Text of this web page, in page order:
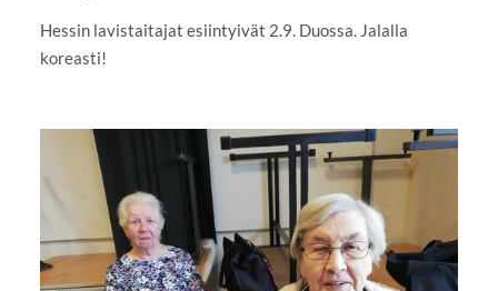
Hessin lavistaitajat esiintyivät 2.9. Duossa. Jalalla
koreasti!